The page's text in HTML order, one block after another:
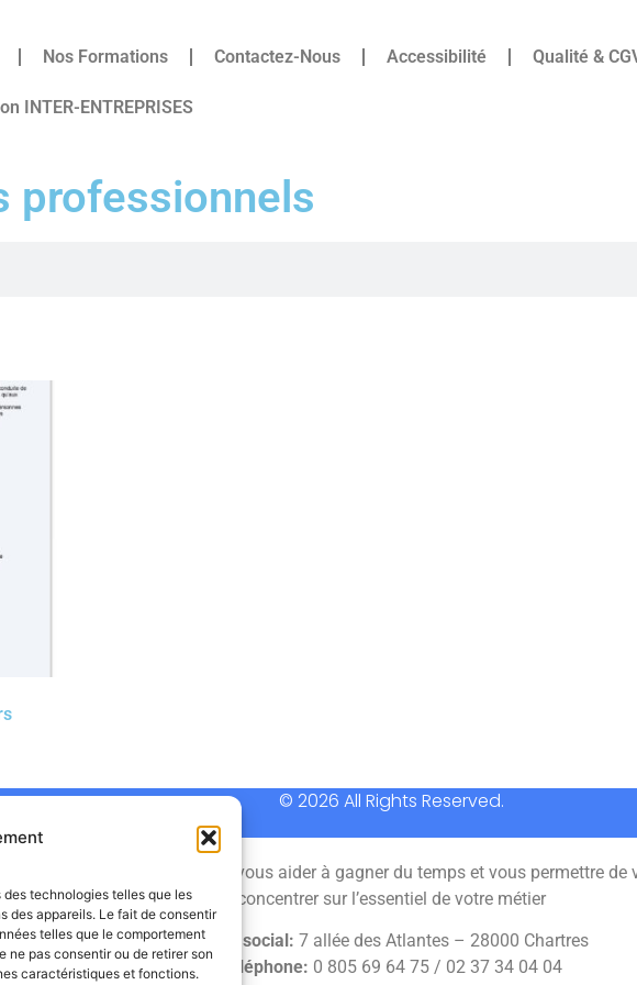
technologies telles que les
des appareils. Le fait de consentir
telles que le comportement
ne pas consentir ou de retirer son
caractéristiques et fonctions.
Nos Formations Contactez-Nous Accessibilité Qualité &
INTER-ENTREPRISES
professionnels
© 2026 All Rights Reserved.
SMV permet de vous aider à gagner du temps et vous permettre de
concentrer sur l’essentiel de votre métier
Siège social: 7 allée des Atlantes – 28000 Chartres
Téléphone: 0 805 69 64 75 / 02 37 34 04 04